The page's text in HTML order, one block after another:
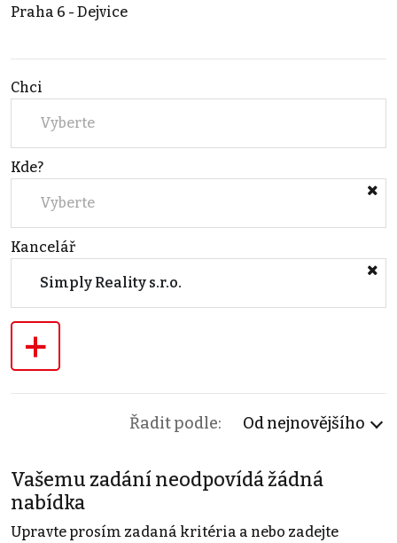
Praha 6 - Dejvice
Chci
Vyberte
Kde?
Vyberte
Kancelář
Simply Reality s.r.o.
+
Řadit podle: Od nejnovějšího
Vašemu zadání neodpovídá žádná
nabídka
Upravte prosím zadaná kritéria a nebo zadejte